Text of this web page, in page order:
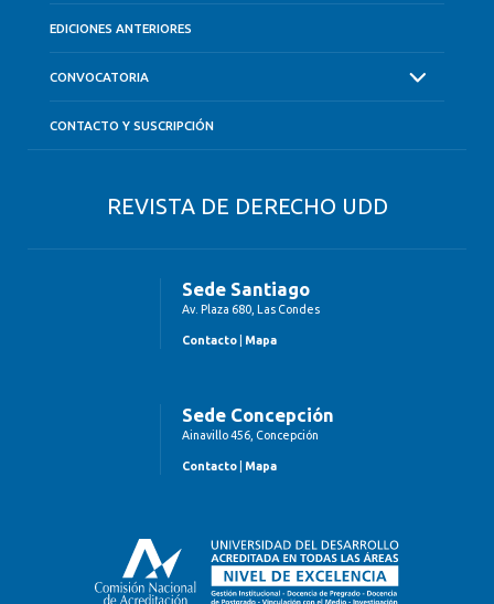
EDICIONES ANTERIORES
CONVOCATORIA
CONTACTO Y SUSCRIPCIÓN
REVISTA DE DERECHO UDD
Sede Santiago
Av. Plaza 680, Las Condes
Contacto Mapa
Sede Concepción
Ainavillo 456, Concepción
Contacto Mapa